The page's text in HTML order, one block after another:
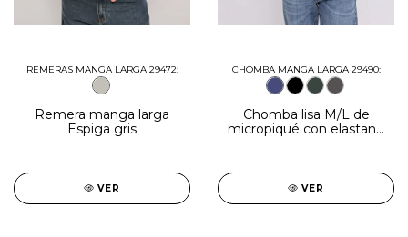
REMERAS MANGA LARGA 29472:
Remera manga larga
Espiga gris
VER
CHOMBA MANGA LARGA 29490:
Chomba lisa M/L de
micropiqué con elastano
VER